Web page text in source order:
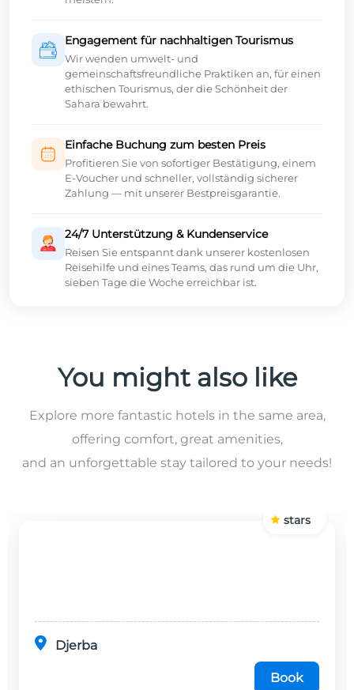
Engagement für nachhaltigen Tourismus
Wir wenden umwelt- und
gemeinschaftsfreundliche Praktiken an, für einen
ethischen Tourismus, der die Schönheit der
Sahara bewahrt.
Einfache Buchung zum besten Preis
Profitieren Sie von sofortiger Bestätigung, einem
E-Voucher und schneller, vollständig sicherer
Zahlung — mit unserer Bestpreisgarantie.
24/7 Unterstützung & Kundenservice
Reisen Sie entspannt dank unserer kostenlosen
Reisehilfe und eines Teams, das rund um die Uhr,
sieben Tage die Woche erreichbar ist.
You might also like
Explore more fantastic hotels in the same area,
offering comfort, great amenities,
and an unforgettable stay tailored to your needs!
Djerba
stars
Book